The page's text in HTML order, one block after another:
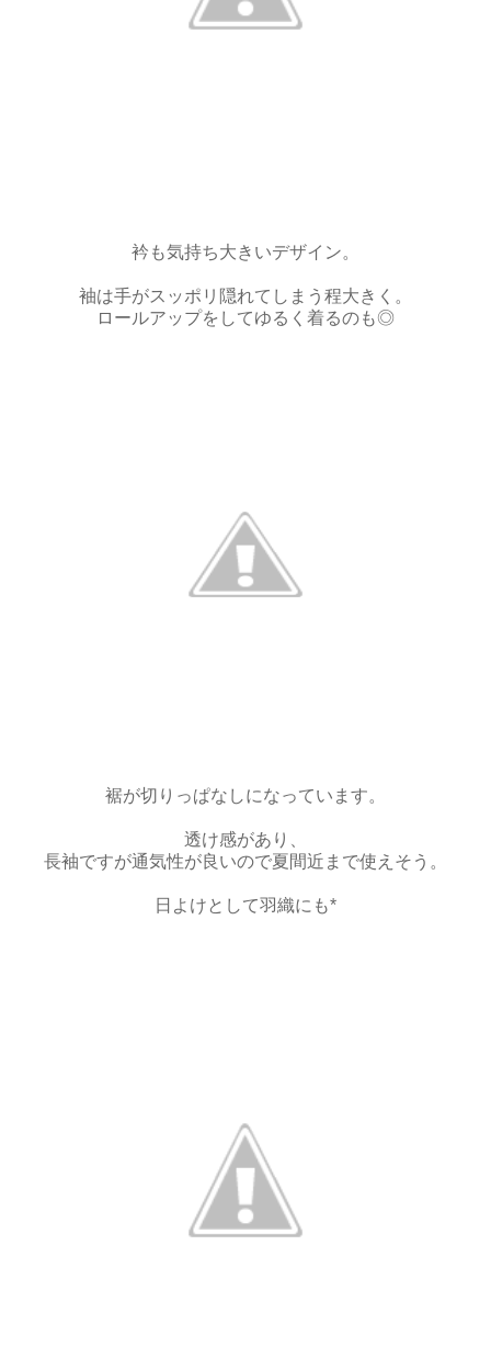
衿も気持ち大きいデザイン。
袖は手がスッポリ隠れてしまう程大きく。
ロールアップをしてゆるく着るのも◎
裾が切りっぱなしになっています。
透け感があり、
長袖ですが通気性が良いので夏間近まで使えそう。
日よけとして羽織にも*